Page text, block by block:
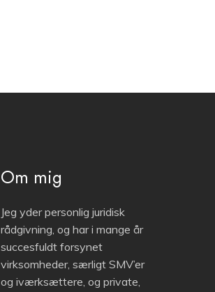
Om mig
Jeg yder personlig juridisk
rådgivning, og har i mange år
succesfuldt forsynet
virksomheder, særligt SMV’er
og iværksættere, og private,